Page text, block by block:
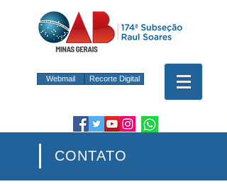
Webmail Recorte Digital
CONTATO